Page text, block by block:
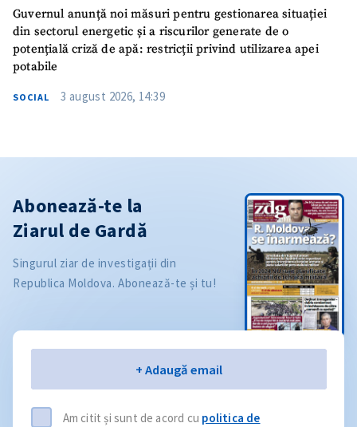
Guvernul anunță noi măsuri pentru gestionarea situației
din sectorul energetic și a riscurilor generate de o
potențială criză de apă: restricții privind utilizarea apei
potabile
SOCIAL 3 august 2026, 14:39
Abonează-te la
Ziarul de Gardă
Singurul ziar de investigații din
Republica Moldova. Abonează-te și tu!
+ Adaugă email
Am citit și sunt de acord cu politica de